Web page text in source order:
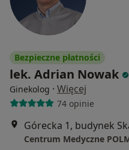
Bezpieczne płatności
lek. Adrian Nowak
Ginekolog · Więcej
74 opinie
Górecka 1, budynek
Centrum Medyczne